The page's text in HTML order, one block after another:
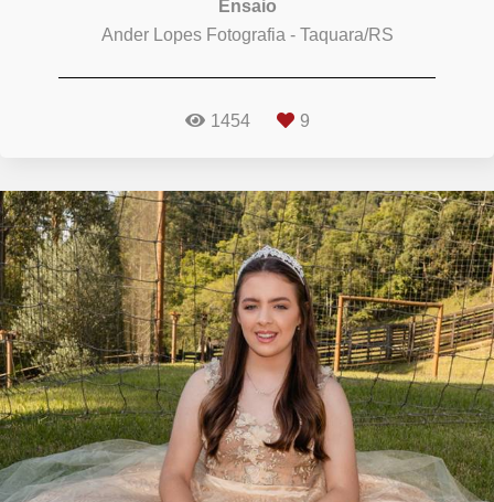
Ensaio
Ander Lopes Fotografia - Taquara/RS
1454 9